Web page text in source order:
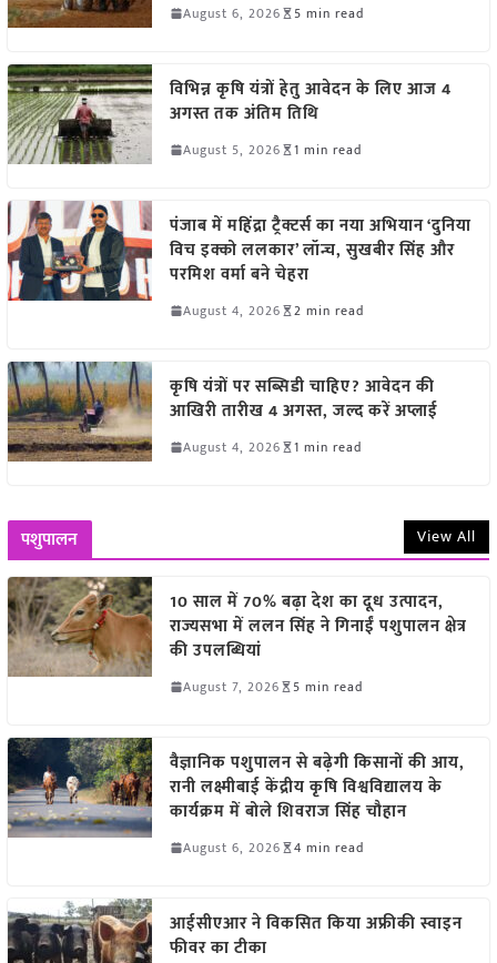
August 6, 2026 5 min read
विभिन्न कृषि यंत्रों हेतु आवेदन के लिए आज 4
अगस्त तक अंतिम तिथि
August 5, 2026 1 min read
पंजाब में महिंद्रा ट्रैक्टर्स का नया अभियान ‘दुनिया
विच इक्को ललकार’ लॉन्च, सुखबीर सिंह और
परमिश वर्मा बने चेहरा
August 4, 2026 2 min read
कृषि यंत्रों पर सब्सिडी चाहिए? आवेदन की
आखिरी तारीख 4 अगस्त, जल्द करें अप्लाई
August 4, 2026 1 min read
पशुपालन View All
10 साल में 70% बढ़ा देश का दूध उत्पादन,
राज्यसभा में ललन सिंह ने गिनाईं पशुपालन क्षेत्र
की उपलब्धियां
August 7, 2026 5 min read
वैज्ञानिक पशुपालन से बढ़ेगी किसानों की आय,
रानी लक्ष्मीबाई केंद्रीय कृषि विश्वविद्यालय के
कार्यक्रम में बोले शिवराज सिंह चौहान
August 6, 2026 4 min read
आईसीएआर ने विकसित किया अफ्रीकी स्वाइन
फीवर का टीका